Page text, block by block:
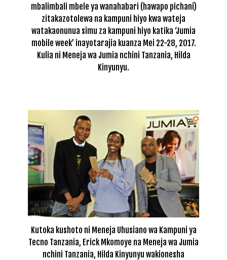
mbalimbali mbele ya wanahabari (hawapo pichani)
zitakazotolewa na kampuni hiyo kwa wateja
watakaonunua simu za kampuni hiyo katika ‘Jumia
mobile week’ inayotarajia kuanza Mei 22-28, 2017.
Kulia ni Meneja wa Jumia nchini Tanzania, Hilda
Kinyunyu.
Kutoka kushoto ni Meneja Uhusiano wa Kampuni ya
Tecno Tanzania, Erick Mkomoye na Meneja wa Jumia
nchini Tanzania, Hilda Kinyunyu wakionesha